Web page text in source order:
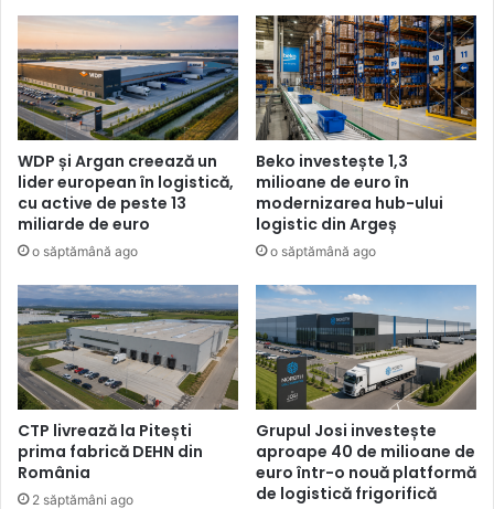
WDP și Argan creează un
lider european în logistică,
cu active de peste 13
miliarde de euro
o săptămână ago
Beko investește 1,3
milioane de euro în
modernizarea hub-ului
logistic din Argeș
o săptămână ago
CTP livrează la Pitești
prima fabrică DEHN din
România
2 săptămâni ago
Grupul Josi investește
aproape 40 de milioane de
euro într-o nouă platformă
de logistică frigorifică